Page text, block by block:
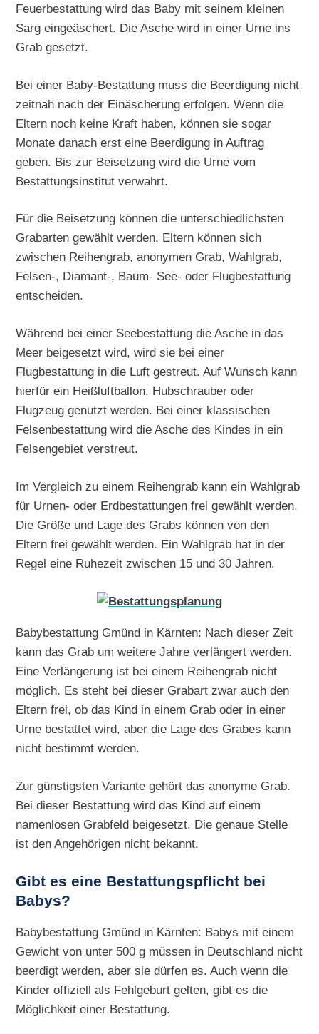
Feuerbestattung wird das Baby mit seinem kleinen
Sarg eingeäschert. Die Asche wird in einer Urne ins
Grab gesetzt.
Bei einer Baby-Bestattung muss die Beerdigung nicht
zeitnah nach der Einäscherung erfolgen. Wenn die
Eltern noch keine Kraft haben, können sie sogar
Monate danach erst eine Beerdigung in Auftrag
geben. Bis zur Beisetzung wird die Urne vom
Bestattungsinstitut verwahrt.
Für die Beisetzung können die unterschiedlichsten
Grabarten gewählt werden. Eltern können sich
zwischen Reihengrab, anonymen Grab, Wahlgrab,
Felsen-, Diamant-, Baum- See- oder Flugbestattung
entscheiden.
Während bei einer Seebestattung die Asche in das
Meer beigesetzt wird, wird sie bei einer
Flugbestattung in die Luft gestreut. Auf Wunsch kann
hierfür ein Heißluftballon, Hubschrauber oder
Flugzeug genutzt werden. Bei einer klassischen
Felsenbestattung wird die Asche des Kindes in ein
Felsengebiet verstreut.
Im Vergleich zu einem Reihengrab kann ein Wahlgrab
für Urnen- oder Erdbestattungen frei gewählt werden.
Die Größe und Lage des Grabs können von den
Eltern frei gewählt werden. Ein Wahlgrab hat in der
Regel eine Ruhezeit zwischen 15 und 30 Jahren.
Babybestattung Gmünd in Kärnten: Nach dieser Zeit
kann das Grab um weitere Jahre verlängert werden.
Eine Verlängerung ist bei einem Reihengrab nicht
möglich. Es steht bei dieser Grabart zwar auch den
Eltern frei, ob das Kind in einem Grab oder in einer
Urne bestattet wird, aber die Lage des Grabes kann
nicht bestimmt werden.
Zur günstigsten Variante gehört das anonyme Grab.
Bei dieser Bestattung wird das Kind auf einem
namenlosen Grabfeld beigesetzt. Die genaue Stelle
ist den Angehörigen nicht bekannt.
Gibt es eine Bestattungspflicht bei
Babys?
Babybestattung Gmünd in Kärnten: Babys mit einem
Gewicht von unter 500 g müssen in Deutschland nicht
beerdigt werden, aber sie dürfen es. Auch wenn die
Kinder offiziell als Fehlgeburt gelten, gibt es die
Möglichkeit einer Bestattung.